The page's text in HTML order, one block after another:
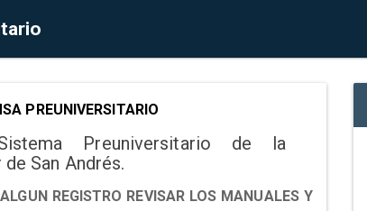
PREUNIVERSITARIO
Preuniversitario de la
San Andrés.
REGISTRO REVISAR LOS MANUALES Y